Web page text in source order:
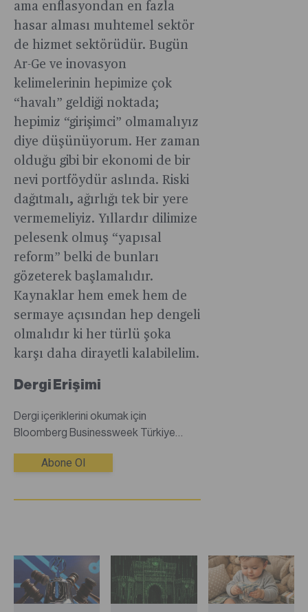
ama enflasyondan en fazla
hasar alması muhtemel sektör
de hizmet sektörüdür. Bugün
Ar-Ge ve inovasyon
kelimelerinin hepimize çok
“havalı” geldiği noktada;
hepimiz “girişimci” olmamalıyız
diye düşünüyorum. Her zaman
olduğu gibi bir ekonomi de bir
nevi portföydür aslında. Riski
dağıtmalı, ağırlığı tek bir yere
vermemeliyiz. Yıllardır dilimize
pelesenk olmuş “yapısal
reform” belki de bunları
gözeterek başlamalıdır.
Kaynaklar hem emek hem de
sermaye açısından hep dengeli
olmalıdır ki her türlü şoka
karşı daha dirayetli kalabilelim.
Dergi Erişimi
Dergi içeriklerini okumak için
Bloomberg Businessweek Türkiye
gerekmektedir.Abone değilseniz
içeriklerine sınırsız erişim
Abone Ol